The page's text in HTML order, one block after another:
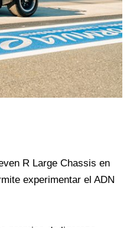
R Large Chassis en
experimentar el ADN